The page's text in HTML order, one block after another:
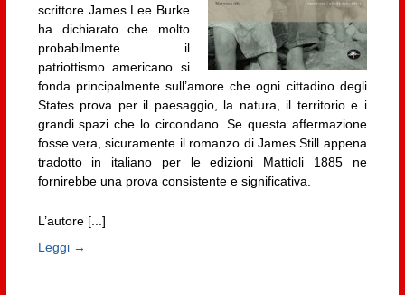
scrittore James Lee Burke
ha dichiarato che molto
probabilmente il
patriottismo americano si
fonda principalmente sull’amore che ogni cittadino degli
States prova per il paesaggio, la natura, il territorio e i
grandi spazi che lo circondano. Se questa affermazione
fosse vera, sicuramente il romanzo di James Still appena
tradotto in italiano per le edizioni Mattioli 1885 ne
fornirebbe una prova consistente e significativa.
L’autore [...]
Leggi →